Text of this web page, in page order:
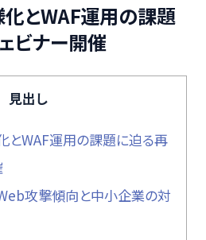
とWAF運用の課題
ビナー開催
見出し
とWAF運用の課題に迫る再
攻撃傾向と中小企業の対